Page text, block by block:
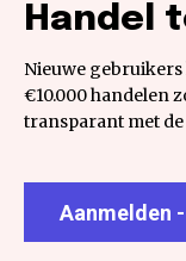
Handel
Nieuwe
€10.000 handelen
transparant met de
Aanmelden